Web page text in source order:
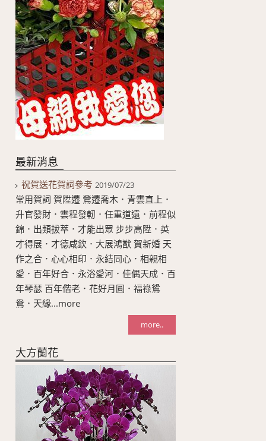
最新消息
祝賀送花賀詞參考 2019/07/23
常用賀詞 賀陞遷 鶯遷喬木．青雲直上．
升官發財．雲程發軔．任重道遠．前程似
錦．出類拔萃．才能出眾 步步高陞．英
才得展．才德咸欽．大展鴻猷 賀新婚 天
作之合．心心相印．永結同心．相親相
愛．百年好合．永浴愛河．佳偶天成．百
年琴瑟 百年偕老．花好月圓．福祿鴛
鴦．天緣...more
more..
大方蘭花